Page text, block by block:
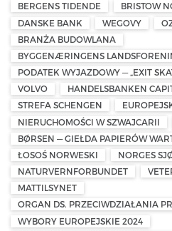
BERGENS TIDENDE
BRISTOW
DANSKE BANK
WEGOVY
BRANŻA BUDOWLANA
BYGGENÆRINGENS
PODATEK WYJAZDOWY — „EXIT
VOLVO
HANDELSBANKEN
STREFA SCHENGEN
NIERUCHOMOŚCI W SZWAJCARII
BØRSEN — GIEŁDA PAPIERÓW
ŁOSOŚ NORWESKI
NORGES
NATURVERNFORBUNDET
MATTILSYNET
ORGAN DS. PRZECIWDZIAŁANIA
WYBORY EUROPEJSKIE 2024